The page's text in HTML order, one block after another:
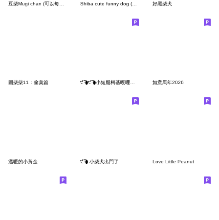
好黑柴犬
圖柴柴11：偷臭篇 ੯‧̀͡⬮੯‧̀͡⬮小短腿柯基嘎哩八蕊 如意馬年2026
溫暖的小黃金 ੯‧̀͡⬮ 小柴犬出門了 Love Little Peanut